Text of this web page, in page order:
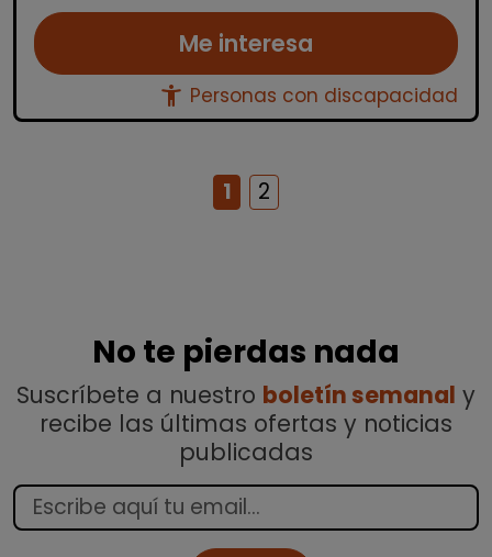
Me interesa
accessibility_new Personas con discapacidad
1 2
No te pierdas nada
Suscríbete a nuestro boletín semanal y
recibe las últimas ofertas y noticias
publicadas